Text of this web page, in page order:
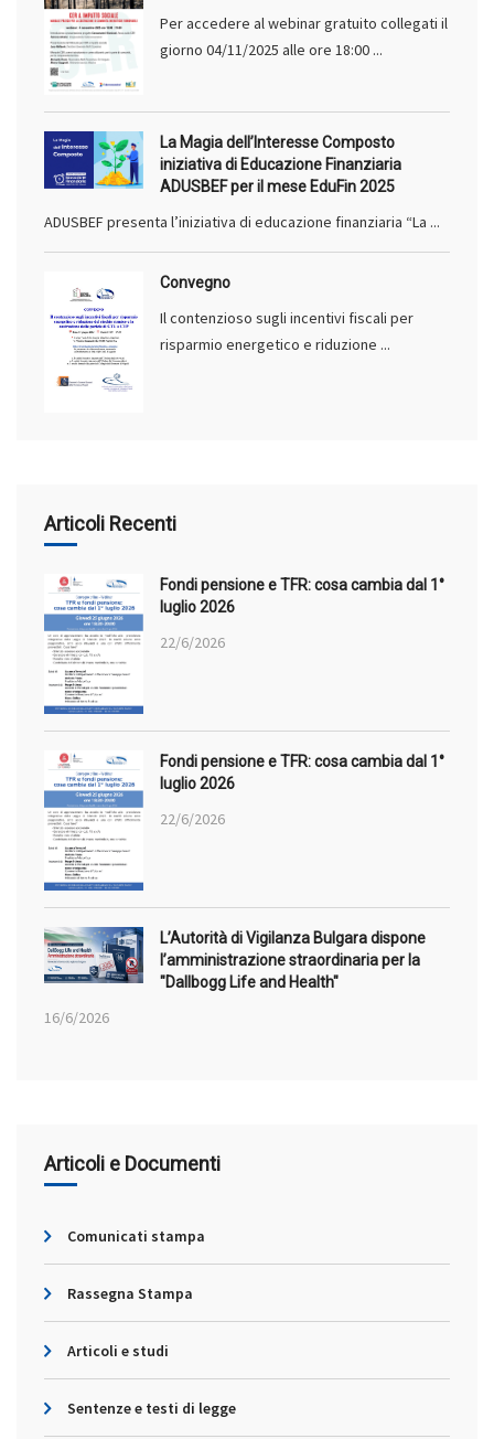
Per accedere al webinar gratuito collegati il
giorno 04/11/2025 alle ore 18:00 ...
La Magia dell’Interesse Composto
iniziativa di Educazione Finanziaria
ADUSBEF per il mese EduFin 2025
ADUSBEF presenta l’iniziativa di educazione finanziaria “La ...
Convegno
Il contenzioso sugli incentivi fiscali per
risparmio energetico e riduzione ...
Articoli Recenti
Fondi pensione e TFR: cosa cambia dal 1°
luglio 2026
22/6/2026
Fondi pensione e TFR: cosa cambia dal 1°
luglio 2026
22/6/2026
L’Autorità di Vigilanza Bulgara dispone
l’amministrazione straordinaria per la
"Dallbogg Life and Health"
16/6/2026
Articoli e Documenti
Comunicati stampa
Rassegna Stampa
Articoli e studi
Sentenze e testi di legge